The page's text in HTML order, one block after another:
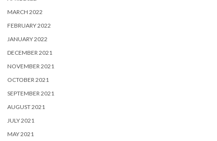
MARCH 2022
FEBRUARY 2022
JANUARY 2022
DECEMBER 2021
NOVEMBER 2021
OCTOBER 2021
SEPTEMBER 2021
AUGUST 2021
JULY 2021
MAY 2021